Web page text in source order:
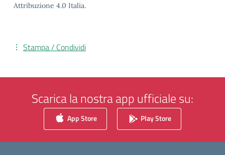
Attribuzione 4.0 Italia.
Stampa / Condividi
Scarica la nostra app ufficiale su:
App Store Play Store